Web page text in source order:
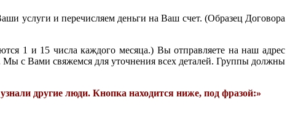
услуги и перечисляем деньги на Ваш счет. (Образец Договора
1 и 15 числа каждого месяца.) Вы отправляете на наш адрес
Мы с Вами свяжемся для уточнения всех деталей. Группы должны
другие люди. Кнопка находится ниже, под фразой:»